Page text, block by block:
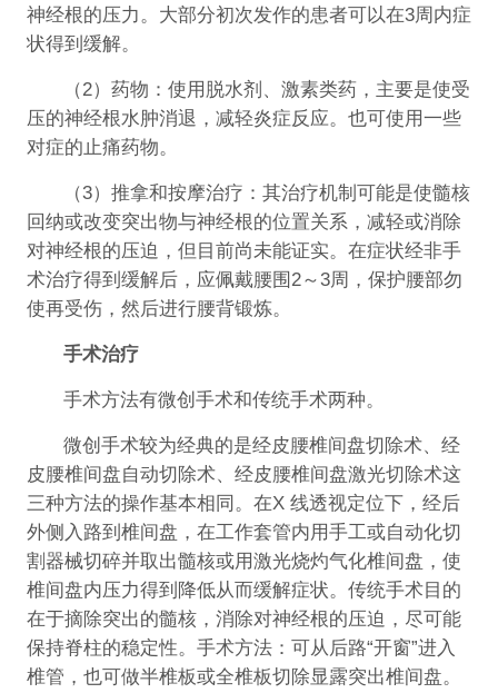
神经根的压力。大部分初次发作的患者可以在3周内症
状得到缓解。
（2）药物：使用脱水剂、激素类药，主要是使受
压的神经根水肿消退，减轻炎症反应。也可使用一些
对症的止痛药物。
（3）推拿和按摩治疗：其治疗机制可能是使髓核
回纳或改变突出物与神经根的位置关系，减轻或消除
对神经根的压迫，但目前尚未能证实。在症状经非手
术治疗得到缓解后，应佩戴腰围2～3周，保护腰部勿
使再受伤，然后进行腰背锻炼。
手术治疗
手术方法有微创手术和传统手术两种。
微创手术较为经典的是经皮腰椎间盘切除术、经
皮腰椎间盘自动切除术、经皮腰椎间盘激光切除术这
三种方法的操作基本相同。在X 线透视定位下，经后
外侧入路到椎间盘，在工作套管内用手工或自动化切
割器械切碎并取出髓核或用激光烧灼气化椎间盘，使
椎间盘内压力得到降低从而缓解症状。传统手术目的
在于摘除突出的髓核，消除对神经根的压迫，尽可能
保持脊柱的稳定性。手术方法：可从后路“开窗”进入
椎管，也可做半椎板或全椎板切除显露突出椎间盘。